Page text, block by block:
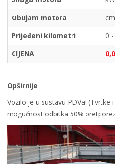
Obujam motora
cm
Prijeđeni kilometri
0
CIJENA
Opširnije
Vozilo je u sustavu PDVa! (Tvrtke
mogućnost odbitka 50%